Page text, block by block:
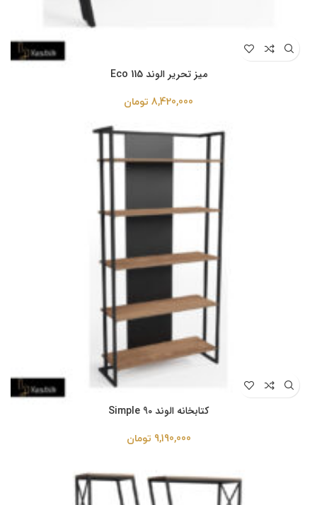
میز تحریر الوند Eco 115
8,420,000 تومان
کتابخانه الوند Simple 90
9,190,000 تومان